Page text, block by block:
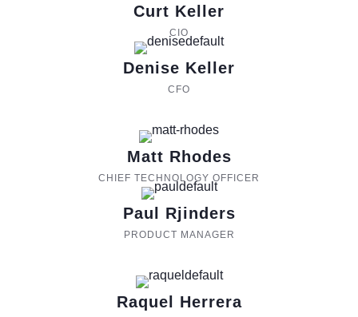
Curt Keller
CIO
Denise Keller
CFO
Matt Rhodes
CHIEF TECHNOLOGY OFFICER
Paul Rjinders
PRODUCT MANAGER
Raquel Herrera